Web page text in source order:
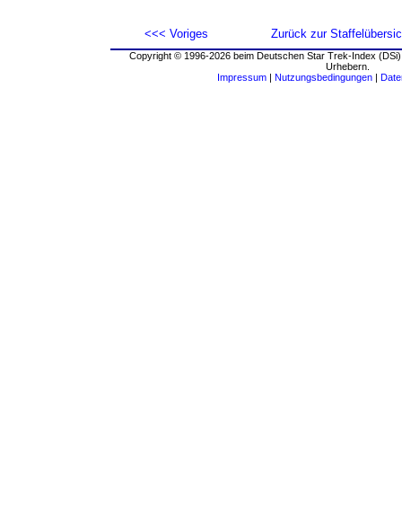
<<< Voriges Zurück zur
Copyright © 1996-2026 beim Deutschen Star Trek-Index
Urhebern.
Impressum | Nutzungsbedingungen |